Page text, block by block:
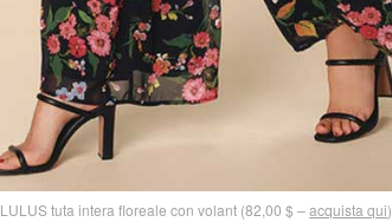
LULUS tuta intera floreale con volant (82,00 $ –acquista qui)